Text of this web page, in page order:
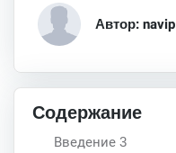
Автор: navip
Содержание
Введение 3